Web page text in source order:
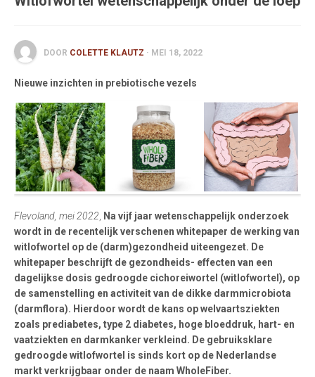
DOOR COLETTE KLAUTZ · MEI 18, 2022
Nieuwe inzichten in prebiotische vezels
Flevoland, mei 2022 Na vijf jaar wetenschappelijk onderzoek
wordt in de recentelijk verschenen whitepaper de werking van
witlofwortel op de (darm)gezondheid uiteengezet. De
whitepaper beschrijft de gezondheids- effecten van een
dagelijkse dosis gedroogde cichoreiwortel (witlofwortel), op
de samenstelling en activiteit van de dikke darmmicrobiota
(darmflora). Hierdoor wordt de kans op welvaartsziekten
zoals prediabetes, type 2 diabetes, hoge bloeddruk, hart- en
vaatziekten en darmkanker verkleind. De gebruiksklare
gedroogde witlofwortel is sinds kort op de Nederlandse
markt verkrijgbaar onder de naam WholeFiber.